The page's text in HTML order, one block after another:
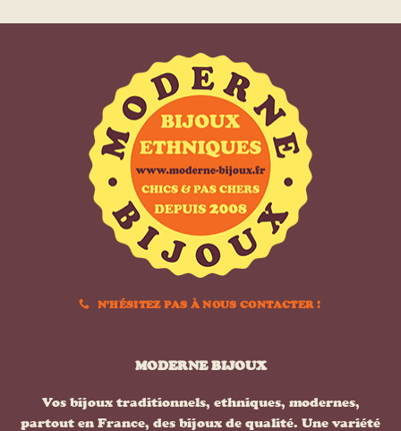
N'HÉSITEZ PAS À NOUS CONTACTER !
MODERNE BIJOUX
Vos bijoux traditionnels, ethniques, modernes,
partout en France, des bijoux de qualité. Une variété